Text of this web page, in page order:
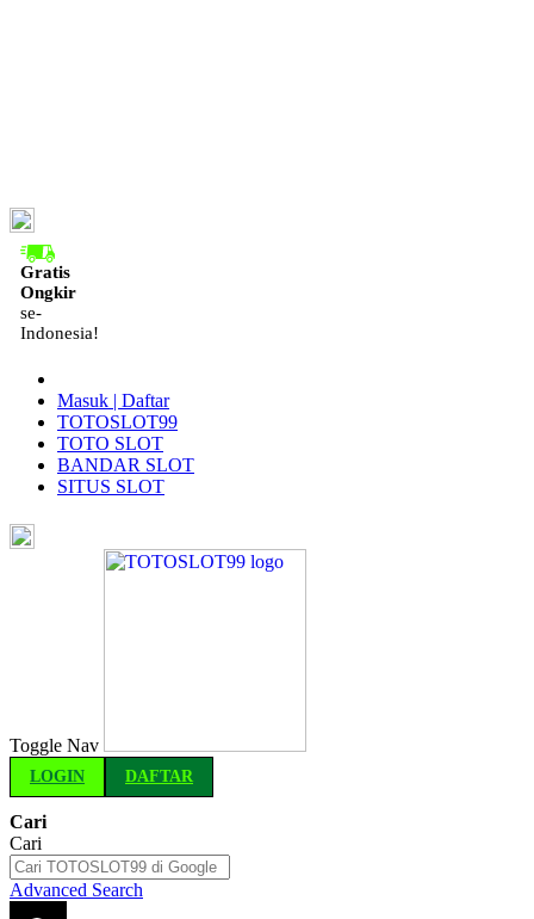
Gratis
Ongkir
se-
Indonesia!
Masuk | Daftar
TOTOSLOT99
TOTO SLOT
BANDAR SLOT
SITUS SLOT
Toggle Nav
LOGIN DAFTAR
Cari
Cari
Advanced Search